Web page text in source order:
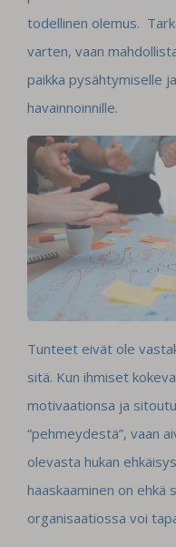
todellinen olemus.
varten, vaan
paikka pysähtymiselle
havainnoinnille.
Tunteet eivät ole
sitä. Kun ihmiset
motivaationsa ja
“pehmeydestä”, vaan
olevasta hukan
haaskaaminen on ehkä
organisaatiossa voi